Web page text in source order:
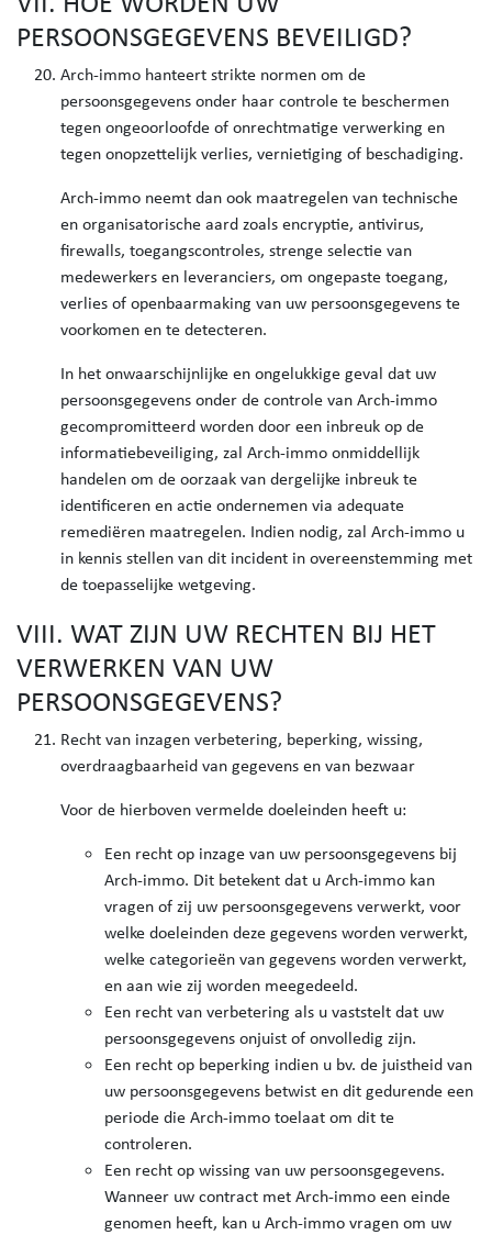
PERSOONSGEGEVENS BEVEILIGD?
Arch-immo hanteert strikte normen om de
persoonsgegevens onder haar controle te beschermen
tegen ongeoorloofde of onrechtmatige verwerking en
tegen onopzettelijk verlies, vernietiging of beschadiging.
Arch-immo neemt dan ook maatregelen van technische
en organisatorische aard zoals encryptie, antivirus,
firewalls, toegangscontroles, strenge selectie van
medewerkers en leveranciers, om ongepaste toegang,
verlies of openbaarmaking van uw persoonsgegevens te
voorkomen en te detecteren.
In het onwaarschijnlijke en ongelukkige geval dat uw
persoonsgegevens onder de controle van Arch-immo
gecompromitteerd worden door een inbreuk op de
informatiebeveiliging, zal Arch-immo onmiddellijk
handelen om de oorzaak van dergelijke inbreuk te
identificeren en actie ondernemen via adequate
remediëren maatregelen. Indien nodig, zal Arch-immo u
in kennis stellen van dit incident in overeenstemming met
de toepasselijke wetgeving.
VIII. WAT ZIJN UW RECHTEN BIJ HET
VERWERKEN VAN UW
PERSOONSGEGEVENS?
Recht van inzagen verbetering, beperking, wissing,
overdraagbaarheid van gegevens en van bezwaar
Voor de hierboven vermelde doeleinden heeft u:
Een recht op inzage van uw persoonsgegevens bij
Arch-immo. Dit betekent dat u Arch-immo kan
vragen of zij uw persoonsgegevens verwerkt, voor
welke doeleinden deze gegevens worden verwerkt,
welke categorieën van gegevens worden verwerkt,
en aan wie zij worden meegedeeld.
Een recht van verbetering als u vaststelt dat uw
persoonsgegevens onjuist of onvolledig zijn.
Een recht op beperking indien u bv. de juistheid van
uw persoonsgegevens betwist en dit gedurende een
periode die Arch-immo toelaat om dit te
controleren.
Een recht op wissing van uw persoonsgegevens.
Wanneer uw contract met Arch-immo een einde
genomen heeft, kan u Arch-immo vragen om uw